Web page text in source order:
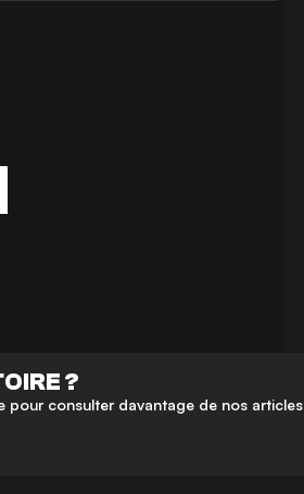
?
pour consulter davantage de nos articles